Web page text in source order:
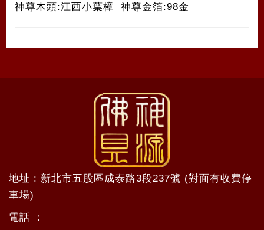
神尊木頭:江西小葉樟 神尊金箔:98金
地址 : 新北市五股區成泰路3段237號 (對面有收費停
車場)
電話 ：